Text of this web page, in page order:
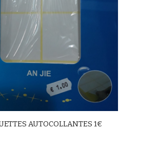
AUTOCOLLANTES 1€